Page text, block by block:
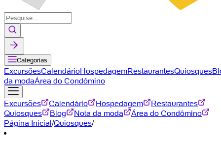
Categorias
ExcursõesCalendárioHospedagemRestaurantesQuiosques
da modaÁrea do Condômino
Excursões Calendário Hospedagem
Restaurantes
Quiosques
Blog Nota da moda
Área do Condômino
Página Inicial/Quiosques/